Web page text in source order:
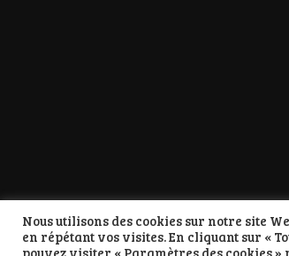
Nous utilisons des cookies sur notre site
en répétant vos visites. En cliquant sur «
pouvez visiter « Paramètres des cookies